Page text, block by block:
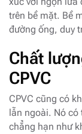
trên bề mặt. Bề
đường ống, duy
Chất
CPVC
CPVC cũng có
lẫn ngoài. Nó có
chẳng hạn như